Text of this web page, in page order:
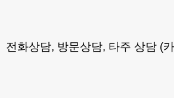
전화상담, 방문상담, 타주 상담 (